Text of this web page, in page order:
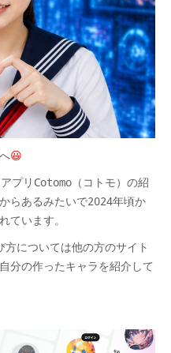
😃
プリCotomo（コトモ）の紹
らあるみたいで2024年頃か
ています。
については他の方のサイト
分の作ったキャラを紹介して